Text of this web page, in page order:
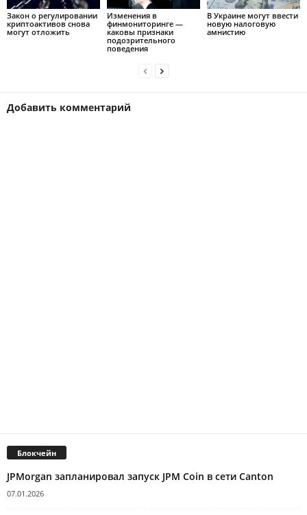
Закон о регулировании
криптоактивов снова
могут отложить
Изменения в
финмониторинге —
каковы признаки
подозрительного
поведения
В Украине могут ввести
новую налоговую
амнистию
Добавить комментарий
Блокчейн
JPMorgan запланировал запуск JPM Coin в сети Canton
07.01.2026